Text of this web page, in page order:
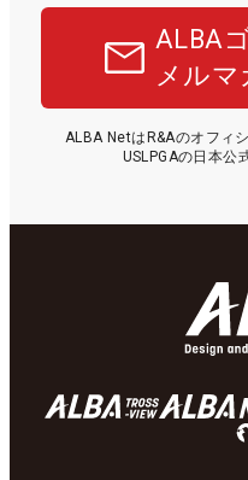
ALBA
メルマ
ALBA NetはR&Aのオフィ
USLPGAの日本公